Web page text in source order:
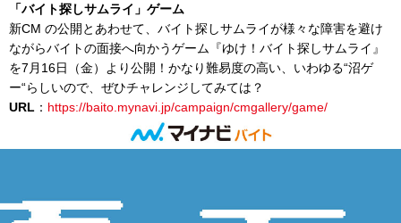
「バイト探しサムライ」ゲーム
新CM の公開とあわせて、 バイト探しサムライが様々な障害を避け
ながらバイトの面接へ向かうゲーム『ゆけ！バイト探しサムライ』
を7月16日（金）
より公開！かなり難易度の高い、いわゆる“沼ゲ
ー“らしいので、ぜひチャレンジしてみては？
URL ： https://baito.mynavi.jp/campaign/cmgallery/game/